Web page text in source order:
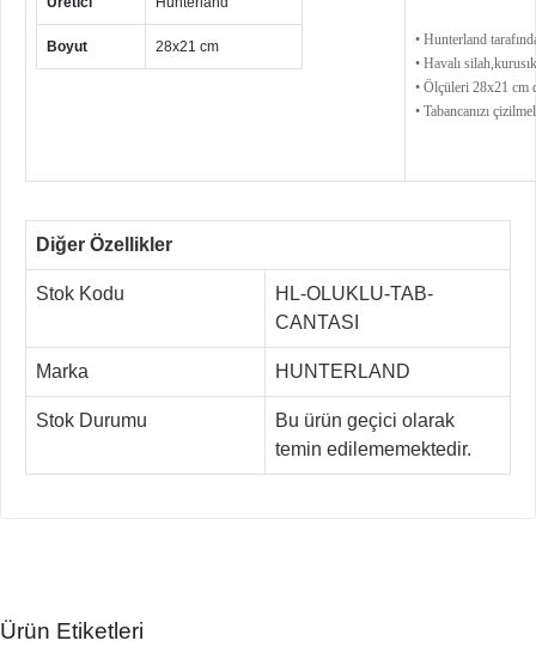
Boyut 28x21 cm
• Hunterland
• Havalı
• Ölçüleri 28x21 cm
• Tabancanızı
Diğer Özellikler
Stok Kodu
HL-OLUKLU-TAB-
CANTASI
Marka HUNTERLAND
Stok Durumu
Bu ürün geçici olarak
temin edilememektedir.
Ürün Etiketleri